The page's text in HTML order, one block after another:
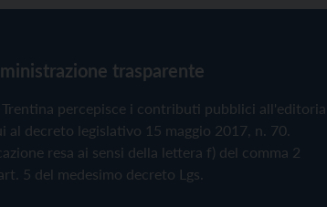
trasparente
percepisce i contributi pubblici all'editoria
al decreto legislativo 15 maggio 2017, n. 70.
resa ai sensi della lettera f) del comma 2
5 del medesimo decreto Lgs.